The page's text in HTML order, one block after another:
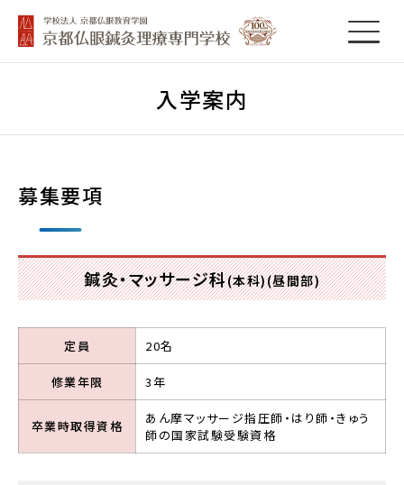
入学案内
募集要項
鍼灸・マッサージ科(本科)(昼間部)
定員 20名
修業年限 3年
卒業時取得資格
あん摩マッサージ指圧師・はり師・きゅう
師の国家試験受験資格